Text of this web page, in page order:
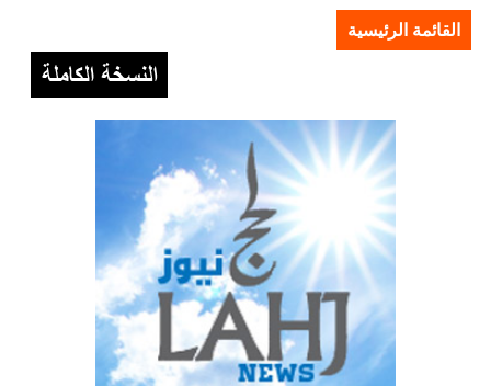
القائمة الرئيسية